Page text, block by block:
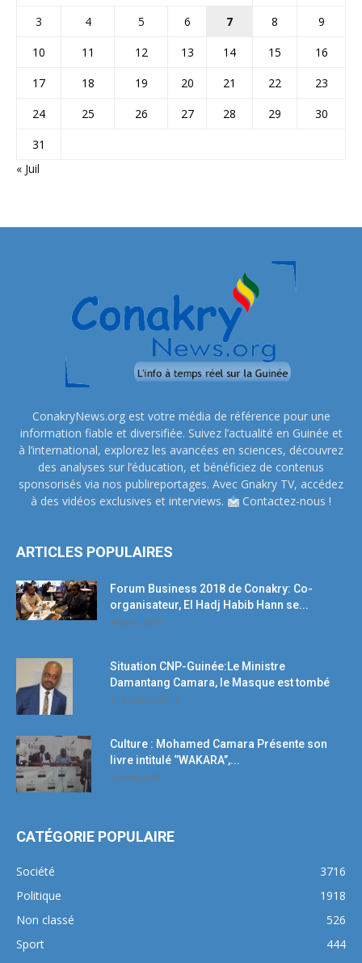
3
4 5 6 7 8
9
10
11 12 13 14 15
16
17
18 19 20 21 22
23
24
25 26 27 28 29
30
31
« Juil
ConakryNews.org est votre média de référence pour une
information fiable et diversifiée. Suivez l’actualité en Guinée et
à l’international, explorez les avancées en sciences, découvrez
des analyses sur l’éducation, et bénéficiez de contenus
sponsorisés via nos publireportages. Avec Gnakry TV, accédez
à des vidéos exclusives et interviews.
Contactez-nous !
ARTICLES POPULAIRES
Forum Business 2018 de Conakry: Co-
organisateur, El Hadj Habib Hann se...
19 avril 2018
Situation CNP-Guinée:Le Ministre
Damantang Camara, le Masque est tombé
11 octobre 2017
Culture : Mohamed Camara Présente son
livre intitulé ‘’WAKARA’’,...
5 mars 2018
CATÉGORIE POPULAIRE
Société
3716
Politique
1918
Non classé
526
Sport
444